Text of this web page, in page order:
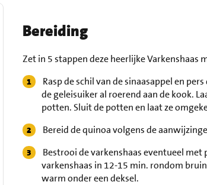
Bereiding
Zet in 5 stappen deze heerlijke Varkenshaas
Rasp de schil van de sinaasappel en
de geleisuiker al roerend aan de kook.
potten. Sluit de potten en laat ze
Bereid de quinoa volgens de
Bestrooi de varkenshaas eventueel
varkenshaas in 12-15 min. rondom
warm onder een deksel.